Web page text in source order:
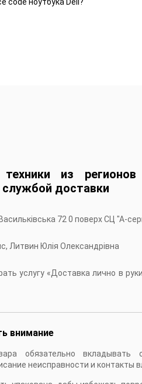
из регионов
службой доставки
72 0 поверх СЦ "А-
Литвин Юлія Олександрівна
услугу «Доставка лично в
внимание
обязательно вкладывать
неисправности и контакты